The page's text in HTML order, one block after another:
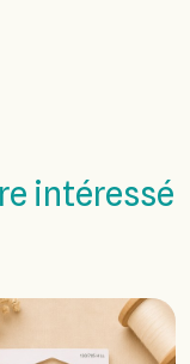
intéressé